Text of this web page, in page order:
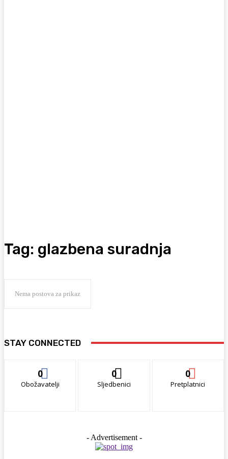
Tag: glazbena suradnja
Nema postova za prikaz
STAY CONNECTED
0
Obožavatelji
0
Sljedbenici
0
Pretplatnici
- Advertisement -